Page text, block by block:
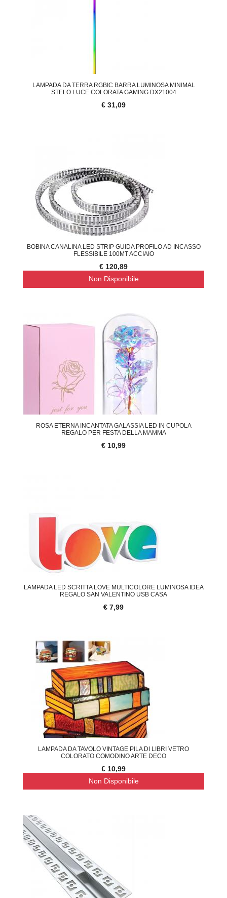
LAMPADA DA TERRA RGBIC BARRA LUMINOSA MINIMAL
STELO LUCE COLORATA GAMING DX21004
€ 31,09
BOBINA CANALINA LED STRIP GUIDA PROFILO AD INCASSO
FLESSIBILE 100MT ACCIAIO
€ 120,89
Non Disponibile
ROSA ETERNA INCANTATA GALASSIA LED IN CUPOLA
REGALO PER FESTA DELLA MAMMA
€ 10,99
LAMPADA LED SCRITTA LOVE MULTICOLORE LUMINOSA IDEA
REGALO SAN VALENTINO USB CASA
€ 7,99
LAMPADA DA TAVOLO VINTAGE PILA DI LIBRI VETRO
COLORATO COMODINO ARTE DECO
€ 10,99
Non Disponibile